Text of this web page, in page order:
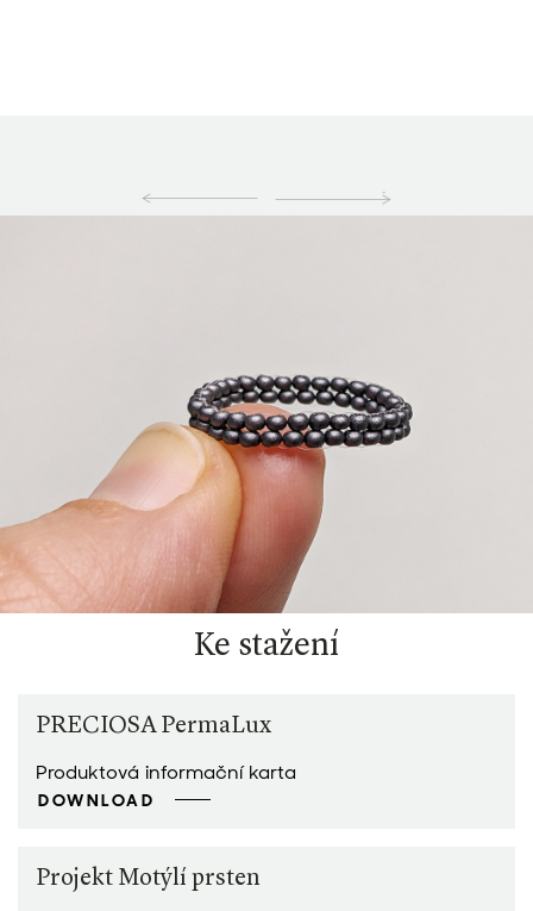
Ke stažení
PRECIOSA PermaLux
Produktová informační karta
DOWNLOAD
Projekt Motýlí prsten